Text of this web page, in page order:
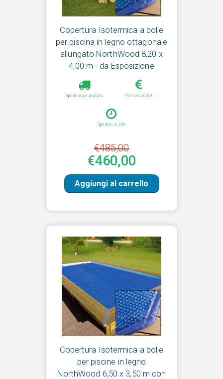
Copertura Isotermica a bolle
per piscina in legno ottagonale
allungato NorthWood 8,20 x
4,00 m - da Esposizione
Spedizione gratuita Prezzo outlet
Spedito in 24h
€485,00
€460,00
Aggiungi al carrello
Copertura Isotermica a bolle
per piscine in legno
NorthWood 6,50 x 3,50 m con